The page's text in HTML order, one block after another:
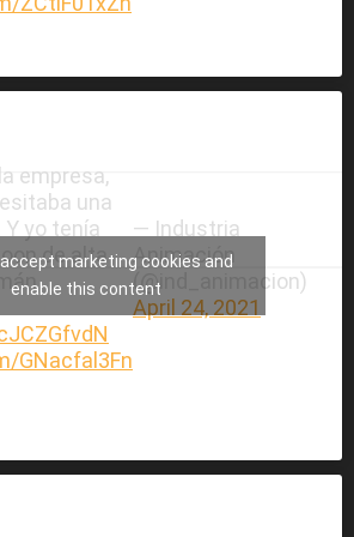
empresa,
una
yo tenía
de alta
GNacfal3Fn
— Industria
Animación
(@ind_animacion)
April 24, 2021
marketing cookies and
enable this content